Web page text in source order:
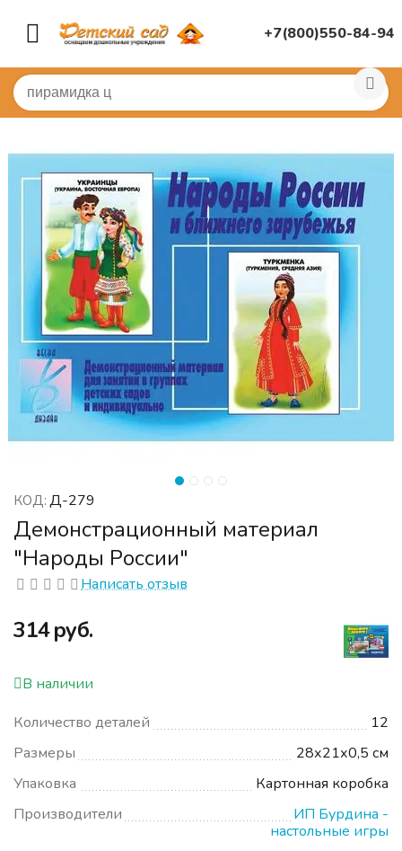
+7(800)550-84-94
Главная / КНИГИ, НАГЛЯДНАЯ ДИДАКТИКА
КОД: Д-279
Демонстрационный материал
"Народы России"
Написать отзыв
‍314‍руб.
В наличии
Количество деталей
12
Размеры
28х21х0,5 см
Упаковка
Картонная коробка
Производители
ИП Бурдина -
настольные игры